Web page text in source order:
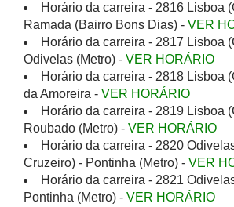
Horário da carreira - 2816 Lisboa
Ramada (Bairro Bons Dias) - VER
Horário da carreira - 2817 Lisboa
Odivelas (Metro) - VER HORÁRIO
Horário da carreira - 2818 Lisboa
da Amoreira - VER HORÁRIO
Horário da carreira - 2819 Lisboa
Roubado (Metro) - VER HORÁRIO
Horário da carreira - 2820
Cruzeiro) - Pontinha (Metro) - VER
Horário da carreira - 2821
Pontinha (Metro) - VER HORÁRIO